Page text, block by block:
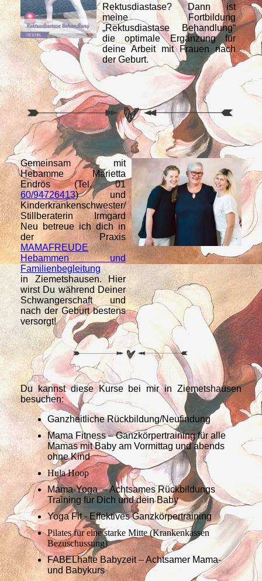
Rektusdiastase? Dann ist
meine Fortbildung
„Rektusdiastase Behandlung“
die optimale Ergänzung für
deine Arbeit mit Frauen nach
der Geburt.
Gemeinsam mit
Hebamme Marietta
Endrös (Tel. 01
60/94726413) und
Kinderkrankenschwester/
Stillberaterin Irmgard
Neu betreue ich dich in
der Praxis
MAMAFREUDE
Hebammen und
Familienbegleitung
in Ziemetshausen. Hier
wirst Du während Deiner
Schwangerschaft und
nach der Geburt bestens
versorgt!
Du kannst diese Kurse bei mir in Ziemetshausen
besuchen:
Ganzheitliche Rückbildung/Neufindung
Mama Fitness – Ganzkörpertraining für alle
Mamas mit Baby am Vormittag und abends
ohne Kind
Hula Hoop
Mama-Yoga – Achtsames Rückbildungs
Training für Dich und dein Baby
Yoga Fit - Effektives Ganzkörpertraining
Pilates für eine starke Mitte (Krankenkassen
Bezuschussung)
FABELhafte Babyzeit – Achtsamer Mama-
und Babykurs